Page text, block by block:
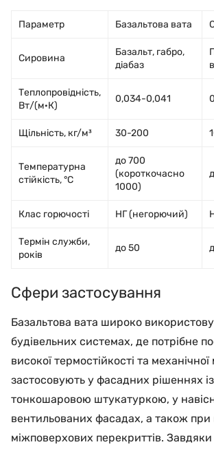
Параметр Базальтова вата
Сировина
Базальт, габро,
діабаз
Теплопровідність,
Вт/(м·К)
0,034-0,041
Щільність, кг/м³ 30-200
Температурна
стійкість, °C
до 700
(короткочасно
1000)
Клас горючості НГ (негорючий)
Термін служби,
років
до 50
Сфери застосування
Базальтова вата широко
будівельних системах, де потрібне
високої термостійкості та механічної
застосовують у фасадних рішеннях із
тонкошаровою штукатуркою, у
вентильованих фасадах, а також при
міжповерхових перекриттів. Завдяки